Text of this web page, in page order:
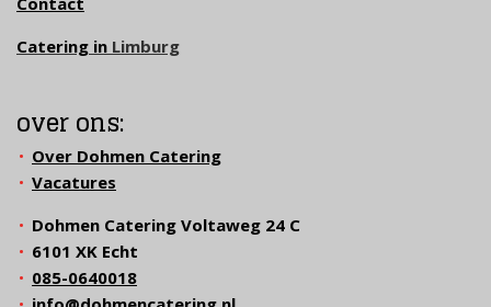
Catering in Limburg
over ons:
Over Dohmen Catering
Vacatures
Dohmen Catering Voltaweg 24 C
6101 XK Echt
085-0640018